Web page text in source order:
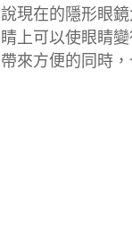
說現在的隱形眼
睛上可以使眼睛
帶來方便的同時